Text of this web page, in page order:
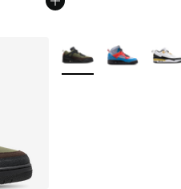
Plus de couleurs